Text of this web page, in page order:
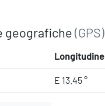
geografiche(GPS)
Longitudine
E 13.45 °